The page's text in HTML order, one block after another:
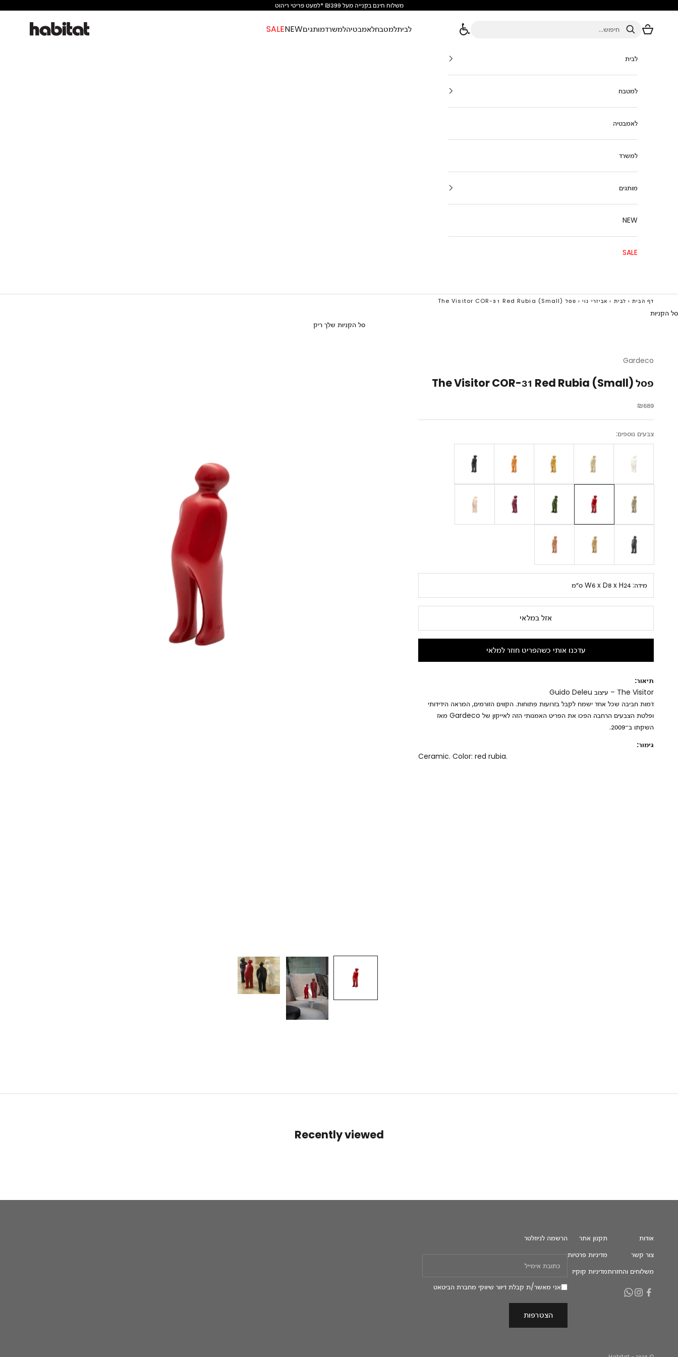
משלוח חינם בקנייה מעל ₪399 *למעט פריטי ריהוט
habitat online לביתלמטבחלאמבטיהלמשרדמותגיםNEW
SALE חיפוש
סל הקניות
לבית
למטבח
לאמבטיה
למשרד
מותגים
NEW
SALE
דף הבית › לבית › אביזרי נוי › פסל The Visitor COR-31 Red Rubia (Small)
סל הקניות
סל הקניות שלך ריק
Gardeco
פסל The Visitor COR-31 Red Rubia (Small)
מחיר מבצע
₪689
צבעים נוספים:
מידה: W6 x D8 x H24 ס״מ
אזל במלאי
עדכנו אותי כשהפריט חוזר למלאי
תיאור:
The Visitor – עיצוב Guido Deleu
דמות חביבה שכל אחד ישמח לקבל בזרועות פתוחות. הקווים הזורמים, המראה הידידותי
ופלטת הצבעים הרחבה הפכו את הפריט האמנותי הזה לאייקון של Gardeco מאז
השקתו ב־2009.
גימור:
Ceramic. Color: red rubia.
Recently viewed
אודות
צור קשר
משלוחים והחזרות
תקנון אתר
מדיניות פרטיות
מדיניות קוקיז
הרשמה לניוזלטר
אני מאשר/ת קבלת דיוור שיווקי מחברת הביטאט
הצטרפות